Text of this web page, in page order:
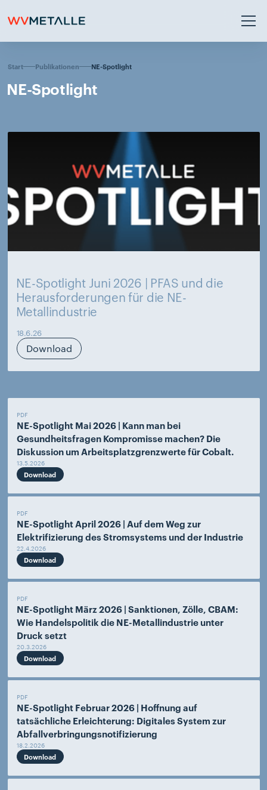
Start Publikationen NE-Spotlight
NE-Spotlight
NE-Spotlight Juni 2026 | PFAS und die
Herausforderungen für die NE-
Metallindustrie
18.6.26
Download
PDF
NE-Spotlight Mai 2026 | Kann man bei
Gesundheitsfragen Kompromisse machen? Die
Diskussion um Arbeitsplatzgrenzwerte für Cobalt.
13.5.2026
Download
PDF
NE-Spotlight April 2026 | Auf dem Weg zur
Elektrifizierung des Stromsystems und der Industrie
22.4.2026
Download
PDF
NE-Spotlight März 2026 | Sanktionen, Zölle, CBAM:
Wie Handelspolitik die NE-Metallindustrie unter
Druck setzt
20.3.2026
Download
PDF
NE-Spotlight Februar 2026 | Hoffnung auf
tatsächliche Erleichterung: Digitales System zur
Abfallverbringungsnotifizierung
18.2.2026
Download